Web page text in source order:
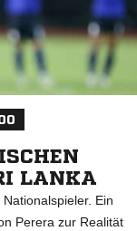
LANKA
Ein
Perera zur Realität